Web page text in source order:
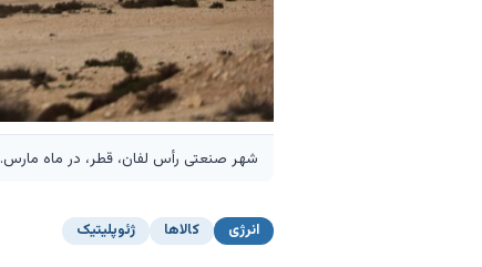
شهر صنعتی رأس لفان، قطر، در ماه مارس.
انرژی کالاها ژئوپلیتیک